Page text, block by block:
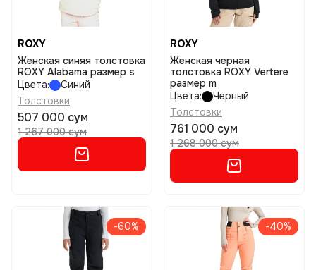
ROXY
Женская синяя толстовка
ROXY Alabama размер s
Цвета:
Синий
Толстовки
507 000 сум
1 267 000 сум
ROXY
Женская черная
толстовка ROXY Vertere
размер m
Цвета:
Черный
Толстовки
761 000 сум
1 268 000 сум
-60% -40%